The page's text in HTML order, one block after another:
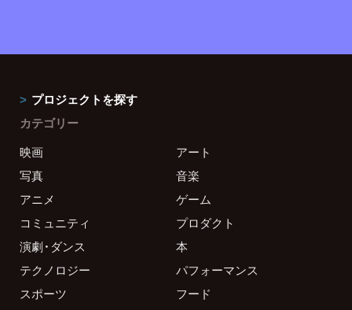
プロジェクトを探す
カテゴリー
映画
アート
写真
音楽
アニメ
ゲーム
コミュニティ
プロダクト
演劇・ダンス
本
テクノロジー
パフォーマンス
スポーツ
フード